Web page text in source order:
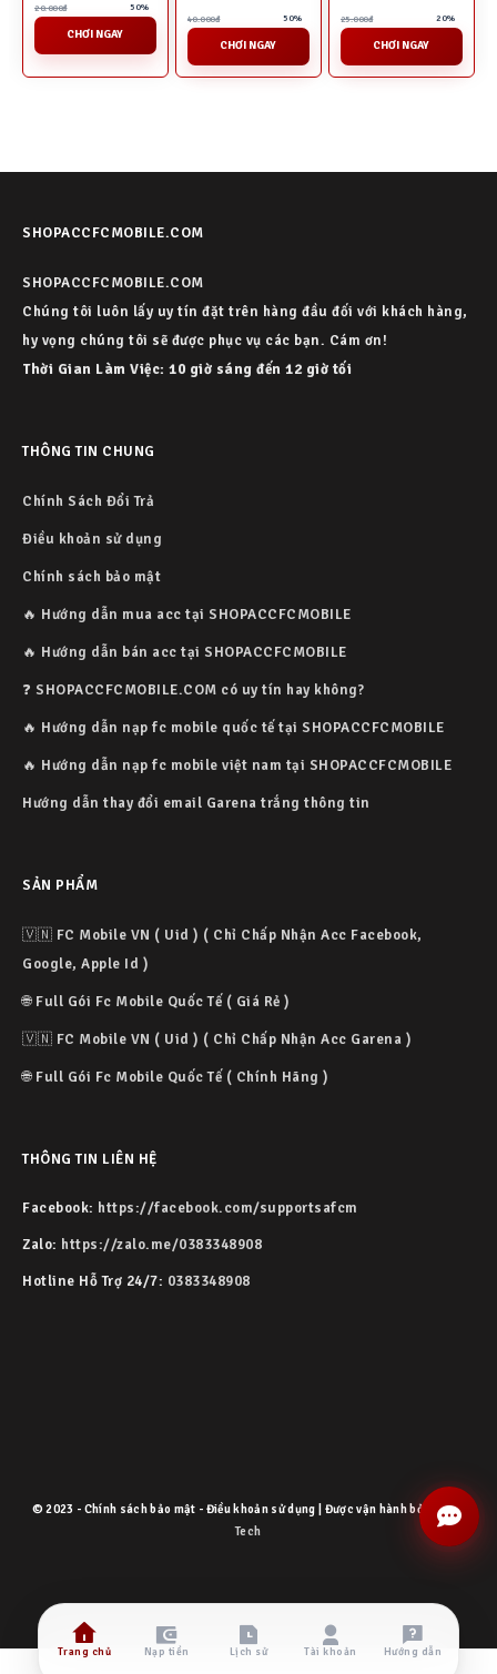
20.000đ 50%
CHƠI NGAY
40.000đ 50%
CHƠI NGAY
25.000đ 20%
CHƠI NGAY
SHOPACCFCMOBILE.COM
SHOPACCFCMOBILE.COM
Chúng tôi luôn lấy uy tín đặt trên hàng đầu đối với khách hàng,
hy vọng chúng tôi sẽ được phục vụ các bạn. Cám ơn!
Thời Gian Làm Việc: 10 giờ sáng đến 12 giờ tối
THÔNG TIN CHUNG
Chính Sách Đổi Trả
Điều khoản sử dụng
Chính sách bảo mật
🔥 Hướng dẫn mua acc tại SHOPACCFCMOBILE
🔥 Hướng dẫn bán acc tại SHOPACCFCMOBILE
❓ SHOPACCFCMOBILE.COM có uy tín hay không?
🔥 Hướng dẫn nạp fc mobile quốc tế tại SHOPACCFCMOBILE
🔥 Hướng dẫn nạp fc mobile việt nam tại SHOPACCFCMOBILE
Hướng dẫn thay đổi email Garena trắng thông tin
SẢN PHẨM
🇻🇳 FC Mobile VN ( Uid ) ( Chỉ Chấp Nhận Acc Facebook,
Google, Apple Id )
🌐 Full Gói Fc Mobile Quốc Tế ( Giá Rẻ )
🇻🇳 FC Mobile VN ( Uid ) ( Chỉ Chấp Nhận Acc Garena )
🌐 Full Gói Fc Mobile Quốc Tế ( Chính Hãng )
THÔNG TIN LIÊN HỆ
Facebook: https://facebook.com/supportsafcm
Zalo: https://zalo.me/0383348908
Hotline Hỗ Trợ 24/7: 0383348908
© 2023 - Chính sách bảo mật - Điều khoản sử dụng | Được vận hành bởi
Mixan
Tech
Trang chủ Nạp tiền Lịch sử Tài khoản Hướng dẫn